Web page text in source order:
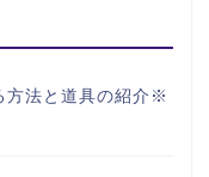
方法と道具の紹介※